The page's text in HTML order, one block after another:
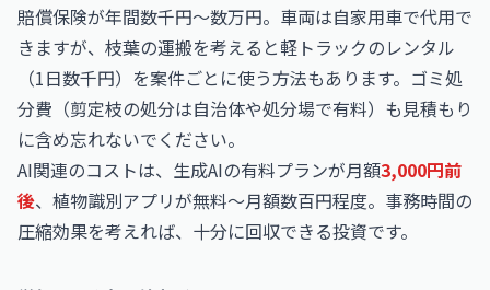
賠償保険が年間数千円〜数万円。車両は自家用車で代用で
きますが、枝葉の運搬を考えると軽トラックのレンタル
（1日数千円）を案件ごとに使う方法もあります。ゴミ処
分費（剪定枝の処分は自治体や処分場で有料）も見積もり
に含め忘れないでください。
AI関連のコストは、生成AIの有料プランが月額3,000円前
後、植物識別アプリが無料〜月額数百円程度。事務時間の
圧縮効果を考えれば、十分に回収できる投資です。